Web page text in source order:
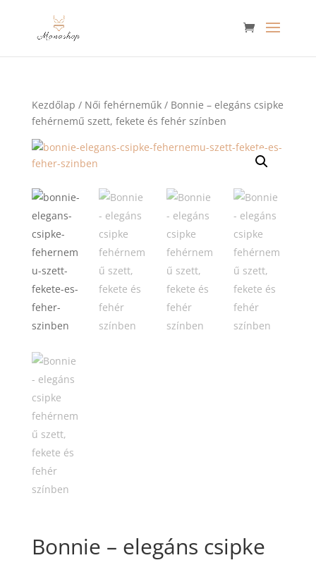
Kezdőlap / Női fehérneműk/ Bonnie – elegáns csipke
fehérnemű szett, fekete és fehér színben
Bonnie – elegáns csipke